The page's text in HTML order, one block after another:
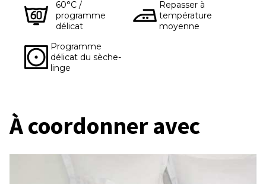
60°C /
programme
délicat
Repasser à
température
moyenne
Programme
délicat du sèche-
linge
À coordonner avec